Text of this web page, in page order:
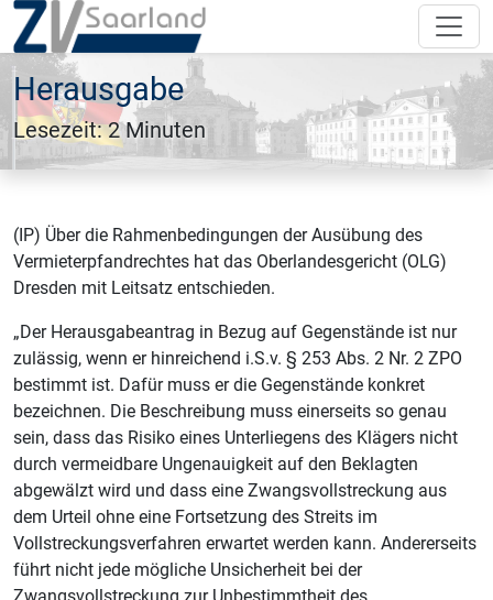
Herausgabe
Lesezeit: 2 Minuten
(IP) Über die Rahmenbedingungen der Ausübung des
Vermieterpfandrechtes hat das Oberlandesgericht (OLG)
Dresden mit Leitsatz entschieden.
„Der Herausgabeantrag in Bezug auf Gegenstände ist nur
zulässig, wenn er hinreichend i.S.v. § 253 Abs. 2 Nr. 2 ZPO
bestimmt ist. Dafür muss er die Gegenstände konkret
bezeichnen. Die Beschreibung muss einerseits so genau
sein, dass das Risiko eines Unterliegens des Klägers nicht
durch vermeidbare Ungenauigkeit auf den Beklagten
abgewälzt wird und dass eine Zwangsvollstreckung aus
dem Urteil ohne eine Fortsetzung des Streits im
Vollstreckungsverfahren erwartet werden kann. Andererseits
führt nicht jede mögliche Unsicherheit bei der